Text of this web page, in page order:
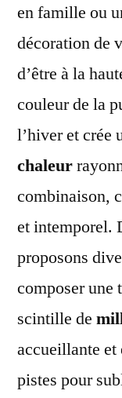
en famille ou
décoration de
d’être à la
couleur de la
l’hiver et crée
chaleur
combinaison,
et intemporel.
proposons
composer une
scintille de
accueillante et
pistes pour